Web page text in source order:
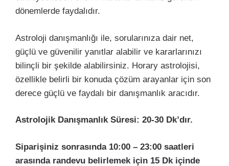
dönemlerde faydalıdır.
Astroloji danışmanlığı ile, sorularınıza dair net,
güçlü ve güvenilir yanıtlar alabilir ve kararlarınızı
bilinçli bir şekilde alabilirsiniz. Horary astrolojisi,
özellikle belirli bir konuda çözüm arayanlar için son
derece güçlü ve faydalı bir danışmanlık aracıdır.
Astrolojik Danışmanlık Süresi: 20-30 Dk’dır.
Siparişiniz sonrasında 10:00 – 23:00 saatleri
arasında randevu belirlemek için 15 Dk içinde